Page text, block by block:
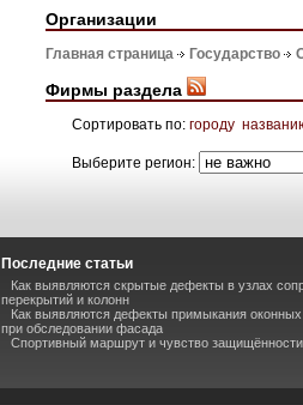
Организации
Главная страница Государство
Фирмы раздела
Сортировать по: городу
Выберите регион:
Последние статьи
Как выявляются скрытые дефекты в узлах
перекрытий и колонн
Как выявляются дефекты примыкания
при обследовании фасада
Спортивный маршрут и чувство защищённости